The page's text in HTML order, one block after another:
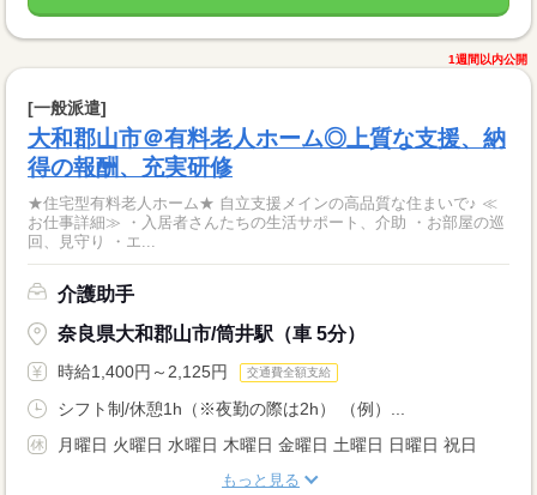
1週間以内公開
[一般派遣]
大和郡山市＠有料老人ホーム◎上質な支援、納
得の報酬、充実研修
★住宅型有料老人ホーム★ 自立支援メインの高品質な住まいで♪ ≪
お仕事詳細≫ ・入居者さんたちの生活サポート、介助 ・お部屋の巡
回、見守り ・エ...
介護助手
奈良県大和郡山市/筒井駅（車 5分）
時給1,400円～2,125円 交通費全額支給
シフト制/休憩1h（※夜勤の際は2h） （例）...
月曜日 火曜日 水曜日 木曜日 金曜日 土曜日 日曜日 祝日
もっと見る